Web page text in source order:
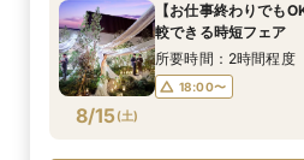
8/14(金)
所要時間：3時間程度
14:30〜
8/14(金)
11:00〜 16:00〜
8/14(金)
所要時間：3時間程度
14:30〜
8/14(金)
11:00〜
11:30〜
14:30〜
15:00〜
8/14(金)
所要時間：3時間程度
14:30〜
8/15(土)
【お仕事終わりでも
較できる時短フェア
所要時間：2時間程度
18:00〜